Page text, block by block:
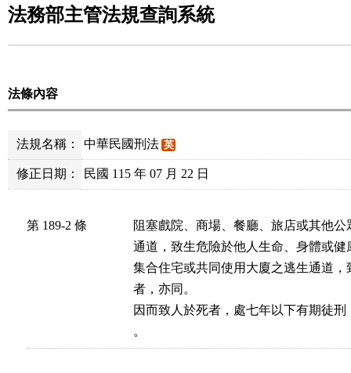
法務部主管法規查詢系統
法條內容
法規名稱： 中華民國刑法 英
修正日期： 民國 115 年 07 月 22 日
第 189-2 條
阻塞戲院、商場、餐廳、旅店或其他
通道，致生危險於他人生命、身體或
集合住宅或共同使用大廈之逃生通道
者，亦同。
因而致人於死者，處七年以下有期徒
。